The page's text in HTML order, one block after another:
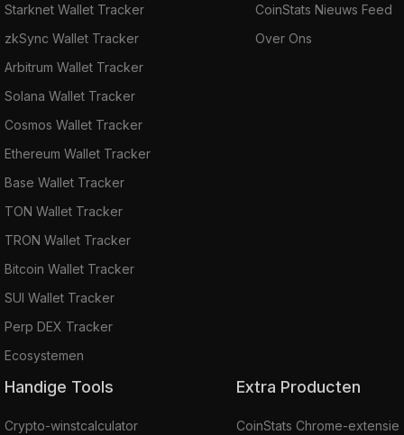
Starknet Wallet Tracker
zkSync Wallet Tracker
Arbitrum Wallet Tracker
Solana Wallet Tracker
Cosmos Wallet Tracker
Ethereum Wallet Tracker
Base Wallet Tracker
TON Wallet Tracker
TRON Wallet Tracker
Bitcoin Wallet Tracker
SUI Wallet Tracker
Perp DEX Tracker
Ecosystemen
CoinStats Nieuws Feed
Over Ons
Handige Tools
Crypto-winstcalculator
Extra Producten
CoinStats Chrome-extensie